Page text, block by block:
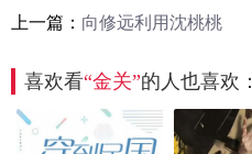
上一篇： 向修远利用沈桃桃
喜欢看“金关”的人也喜欢：